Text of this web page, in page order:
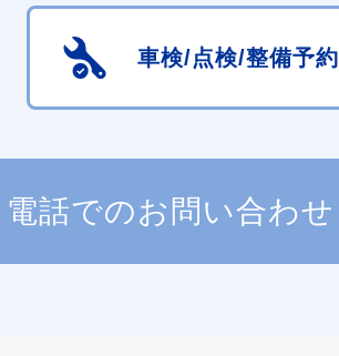
車検/点検/整備予約
電話でのお問い合わせ